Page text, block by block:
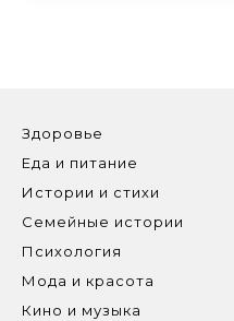
Здоровье
Еда и питание
Истории и стихи
Семейные истории
Психология
Мода и красота
Кино и музыка